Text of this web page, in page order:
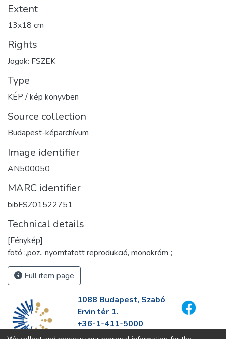
Extent
13x18 cm
Rights
Jogok: FSZEK
Type
KÉP / kép könyvben
Source collection
Budapest-képarchívum
Image identifier
AN500050
MARC identifier
bibFSZ01522751
Technical details
[Fénykép]
fotó :,poz., nyomtatott reprodukció, monokróm ;
Full item page
1088 Budapest, Szabó
Ervin tér 1.
+36-1-411-5000
info@fszek.hu